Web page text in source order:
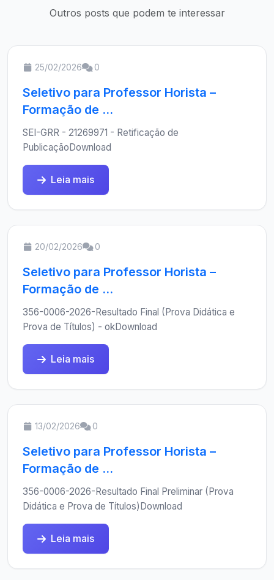
Outros posts que podem te interessar
25/02/2026 0
Seletivo para Professor Horista –
Formação de ...
SEI-GRR - 21269971 - Retificação de
PublicaçãoDownload
Leia mais
20/02/2026 0
Seletivo para Professor Horista –
Formação de ...
356-0006-2026-Resultado Final (Prova Didática e
Prova de Títulos) - okDownload
Leia mais
13/02/2026 0
Seletivo para Professor Horista –
Formação de ...
356-0006-2026-Resultado Final Preliminar (Prova
Didática e Prova de Títulos)Download
Leia mais